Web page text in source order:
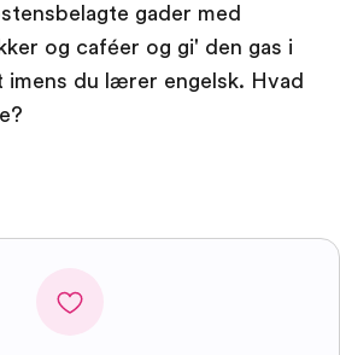
gader med
og caféer og gi' den gas i
imens du lærer engelsk. Hvad